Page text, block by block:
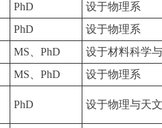
PhD 设于物理系
PhD
设于物理系
MS、PhD
设于材料科学
MS、PhD 设于物理系
PhD 设于物理与天